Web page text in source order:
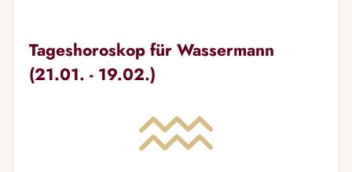
Tageshoroskop für Wassermann
(21.01. - 19.02.)